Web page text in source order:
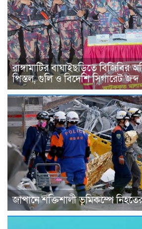
রাঙ্গামাটির বাঘাইছড়িতে বিজিবির
পিস্তল, গুলি ও বিদেশি সিগারেট জব্দ
জাপানে শক্তিশালী ভূমিকম্পে